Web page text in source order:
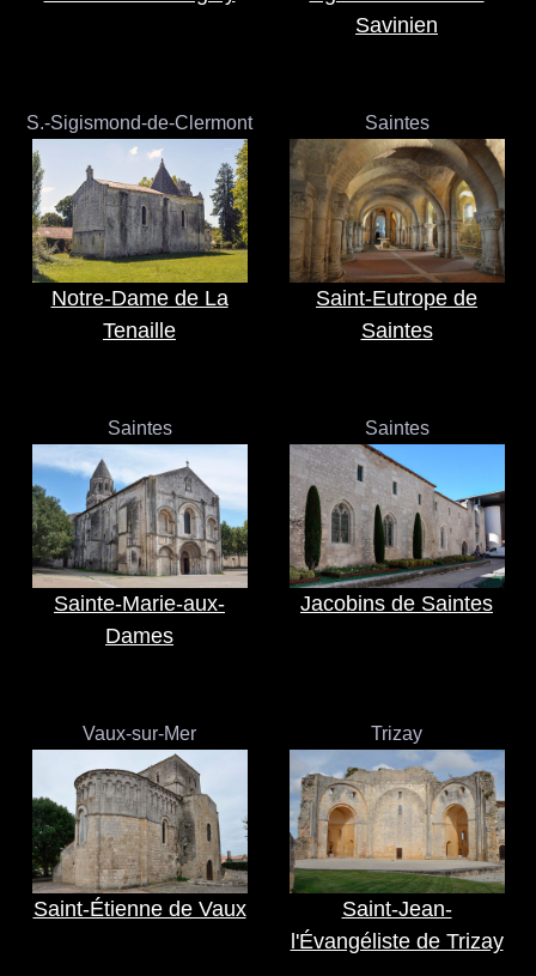
Savinien
S.-Sigismond-de-Clermont
Notre-Dame de La
Tenaille
Saintes
Saint-Eutrope de
Saintes
Saintes
Sainte-Marie-aux-
Dames
Saintes
Jacobins de Saintes
Vaux-sur-Mer
Saint-Étienne de Vaux
Trizay
Saint-Jean-
l'Évangéliste de Trizay